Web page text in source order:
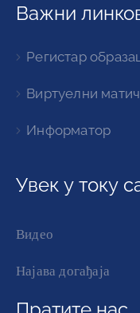
Важни
Регистар
Виртуелни
Информатор
Увек у току
Видео
Најава догађаја